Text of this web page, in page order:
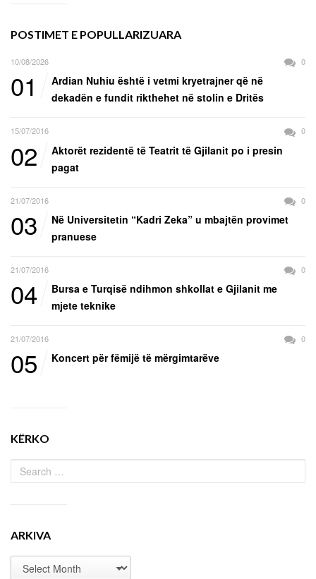
POSTIMET E POPULLARIZUARA
10/08/2026 0
01
Ardian Nuhiu është i vetmi kryetrajner që në
dekadën e fundit rikthehet në stolin e Dritës
15/07/2016 0
02
Aktorët rezidentë të Teatrit të Gjilanit po i presin
pagat
21/07/2016 0
03
Në Universitetin “Kadri Zeka” u mbajtën provimet
pranuese
21/07/2016 0
04
Bursa e Turqisë ndihmon shkollat e Gjilanit me
mjete teknike
21/07/2016 0
05 Koncert për fëmijë të mërgimtarëve
KËRKO
ARKIVA